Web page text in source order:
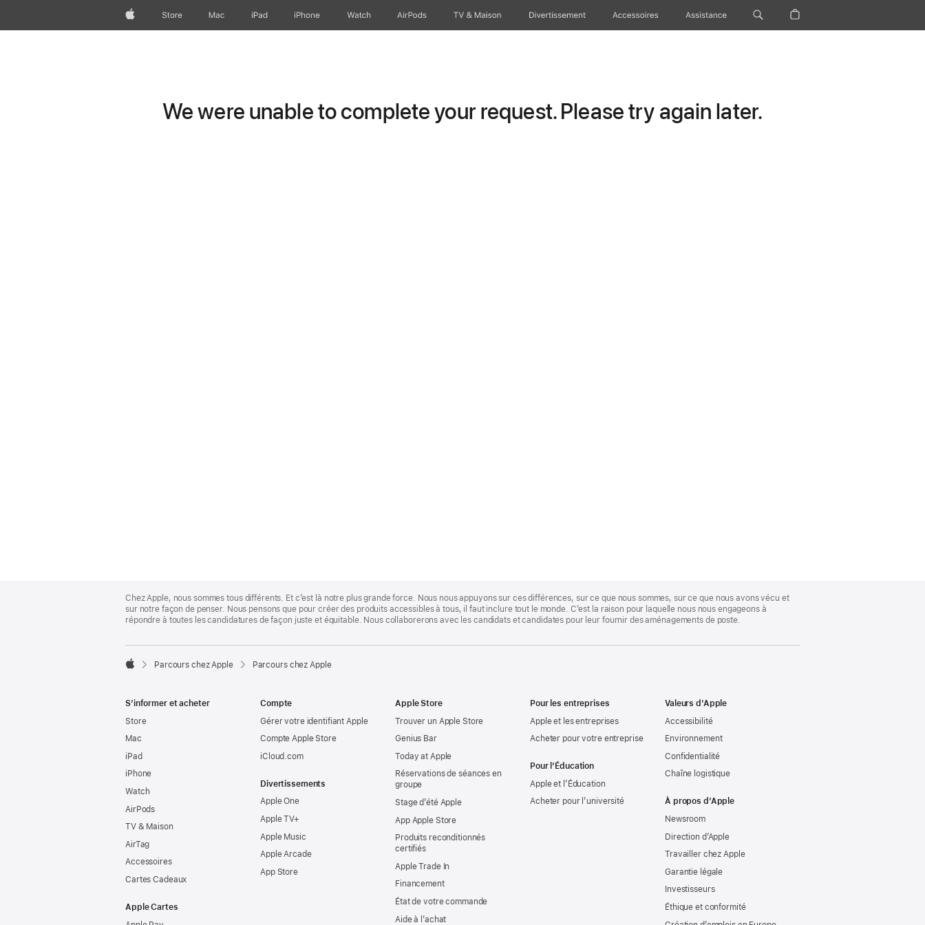
AppleStore Mac iPad iPhone Watch AirPods TV & Maison Divertissements Accessoires Assistance
We were unable to complete your request. Please try again later.
Footer
Chez Apple, nous sommes tous différents. Et c’est là notre plus grande force. Nous nous appuyons sur ces différences, sur ce que nous sommes, sur ce que nous avons vécu et
sur notre façon de penser. Nous pensons que pour créer des produits accessibles à tous, il faut inclure tout le monde. C’est la raison pour laquelle nous nous engageons à
répondre à toutes les candidatures de façon juste et équitable. Nous collaborerons avec les candidats et candidates pour leur fournir des aménagements de poste.

Parcours chez Apple Parcours chez Apple
S’informer et acheter
Store
Mac
iPad
iPhone
Watch
AirPods
TV & Maison
AirTag
Accessoires
Cartes Cadeaux
Apple Cartes
Compte
Gérer votre identifiant Apple
Compte Apple Store
iCloud.com
Divertissements
Apple One
Apple TV+
Apple Music
Apple Arcade
App Store
Apple Store
Trouver un Apple Store
Genius Bar
Today at Apple
Réservations de séances en
groupe
Stage d’été Apple
App Apple Store
Produits reconditionnés
certifiés
Apple Trade In
Financement
État de votre commande
Aide à l’achat
Pour les entreprises
Apple et les entreprises
Acheter pour votre entreprise
Pour l’Éducation
Apple et l’Éducation
Acheter pour l’université
Valeurs d’Apple
Accessibilité
Environnement
Confidentialité
Chaîne logistique
À propos d’Apple
Newsroom
Direction d’Apple
Travailler chez Apple
Garantie légale
Investisseurs
Éthique et conformité